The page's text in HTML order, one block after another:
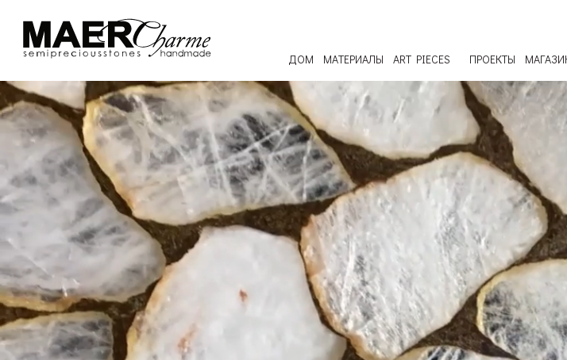
ДОМ МАТЕРИАЛЫ ART PIECES ПРОЕКТЫ